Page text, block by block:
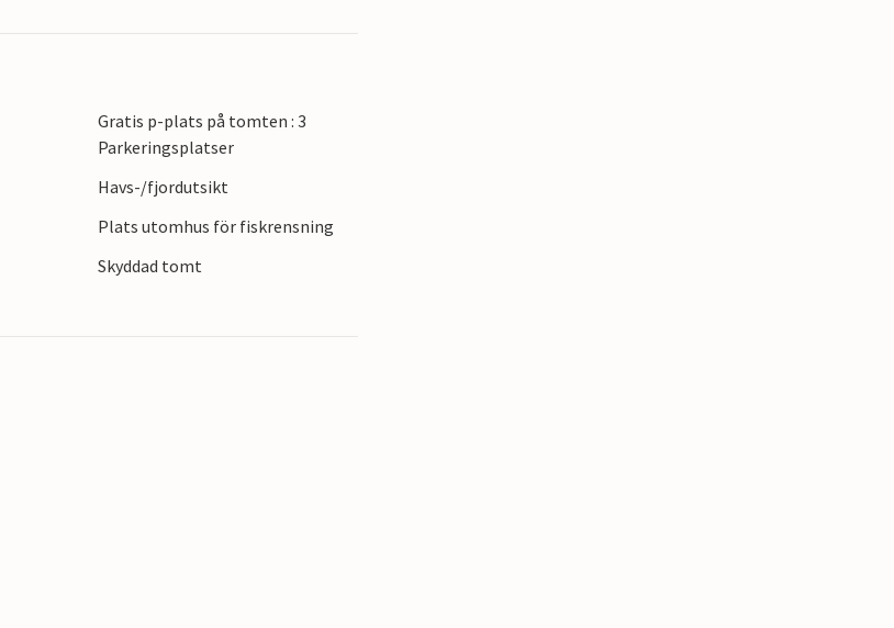
av med en god bok.
vyer över havet präglar
båt ut till skärgården eller bada
vid vattnet. Och bara några
museer och livliga gator en
Gratis p-plats på tomten : 3
Parkeringsplatser
Havs-/fjordutsikt
Plats utomhus för fiskrensning
Skyddad tomt